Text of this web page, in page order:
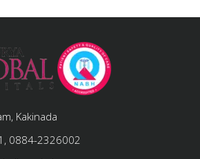
Kakinada
0884-2326002